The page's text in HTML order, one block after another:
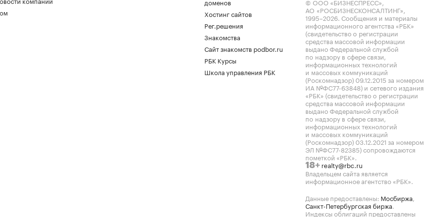
доменов
Хостинг сайтов
Рег.решения
Знакомства
Сайт знакомств podbor.ru
РБК Курсы
Школа управления РБК
© ООО «БИЗНЕСПРЕСС»,
АО «РОСБИЗНЕСКОНСАЛТИНГ»,
1995–2026. Сообщения и материалы
информационного агентства «РБК»
(свидетельство о регистрации
средства массовой информации
выдано Федеральной службой
по надзору в сфере связи,
информационных технологий
и массовых коммуникаций
(Роскомнадзор) 09.12.2015 за номером
ИА №ФС77-63848) и сетевого издания
«РБК» (свидетельство о регистрации
средства массовой информации
выдано Федеральной службой
по надзору в сфере связи,
информационных технологий
и массовых коммуникаций
(Роскомнадзор) 03.12.2021 за номером
ЭЛ №ФС77-82385) сопровождаются
пометкой «РБК».
18+ realty@rbc.ru
Владельцем сайта является
информационное агентство «РБК».
Данные предоставлены: Мосбиржа,
Санкт-Петербургская биржа.
Индексы облигаций предоставлены